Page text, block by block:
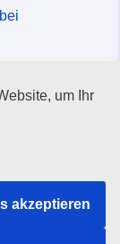
um Ihr
akzeptieren